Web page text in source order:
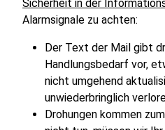
Sicherheit in der
Alarmsignale zu achten:
Der Text der Mail gibt
Handlungsbedarf vor,
nicht umgehend
unwiederbringlich
Drohungen kommen